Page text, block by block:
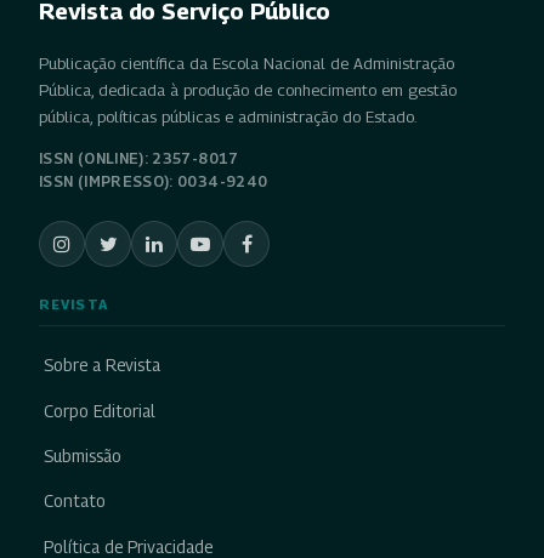
Revista do Serviço Público
Publicação científica da Escola Nacional de Administração
Pública, dedicada à produção de conhecimento em gestão
pública, políticas públicas e administração do Estado.
ISSN (ONLINE): 2357-8017
ISSN (IMPRESSO): 0034-9240
REVISTA
Sobre a Revista
Corpo Editorial
Submissão
Contato
Política de Privacidade